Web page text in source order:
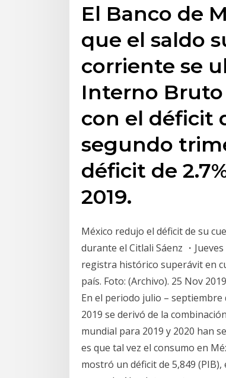
El Banco de
que el saldo
corriente se
Interno Bruto
con el déficit
segundo
déficit de
2019.
México redujo el déficit de su
durante el Citlali Sáenz ・
registra histórico superávit en
país. Foto: (Archivo). 25 Nov
En el periodo julio –
2019 se derivó de la
mundial para 2019 y 2020 han
es que tal vez el consumo en
mostró un déficit de 5,849